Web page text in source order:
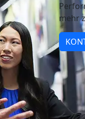
mehr